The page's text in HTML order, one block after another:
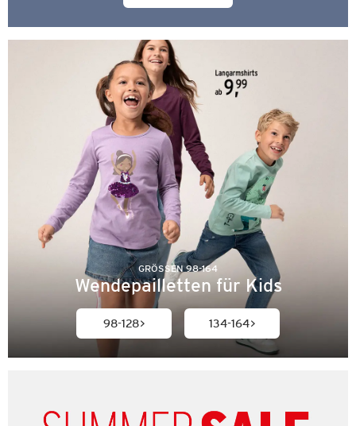
GRÖSSEN 98-164
Wendepailletten für Kids
98-128 134-164